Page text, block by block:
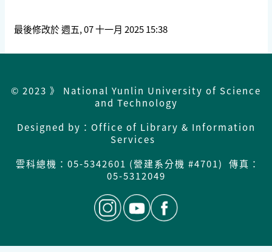
最後修改於 週五, 07 十一月 2025 15:38
© 2023 》 National Yunlin University of Science
and Technology
Designed by：Office of Library & Information
Services
雲科總機： 05-5342601 (營建系分機 #4701) 傳真：
05-5312049